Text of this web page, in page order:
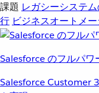
課題 レガシーシステ
行 ビジネスオートメ
Salesforce のフルパ
Salesforce Customer